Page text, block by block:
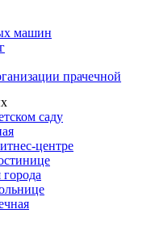
машин
прачечной
саду
центре